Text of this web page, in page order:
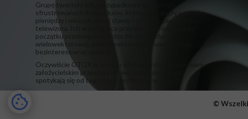
Grupę tworzyło kilka przypadkowo dobranych,
sfrustrowanych indywiduów, które zapragnęły poklasku,
pieniędzy i niezasłużonej sławy. I żeby ich zaprosili do
telewizora. Ich współpraca przy kampanii od samego
początku przebiegała bardzo źle z powodu
wielowektorowej, odwzajemnionej nienawiści. Oraz
bezinteresownej zawiści.
​Oczywiście GTQX w wyniku wielkiej kłótni na spotkaniu
założycielskim przestała istnieć, a jej członkowie
spotykają się od tego czasu wyłącznie w sądach.
©